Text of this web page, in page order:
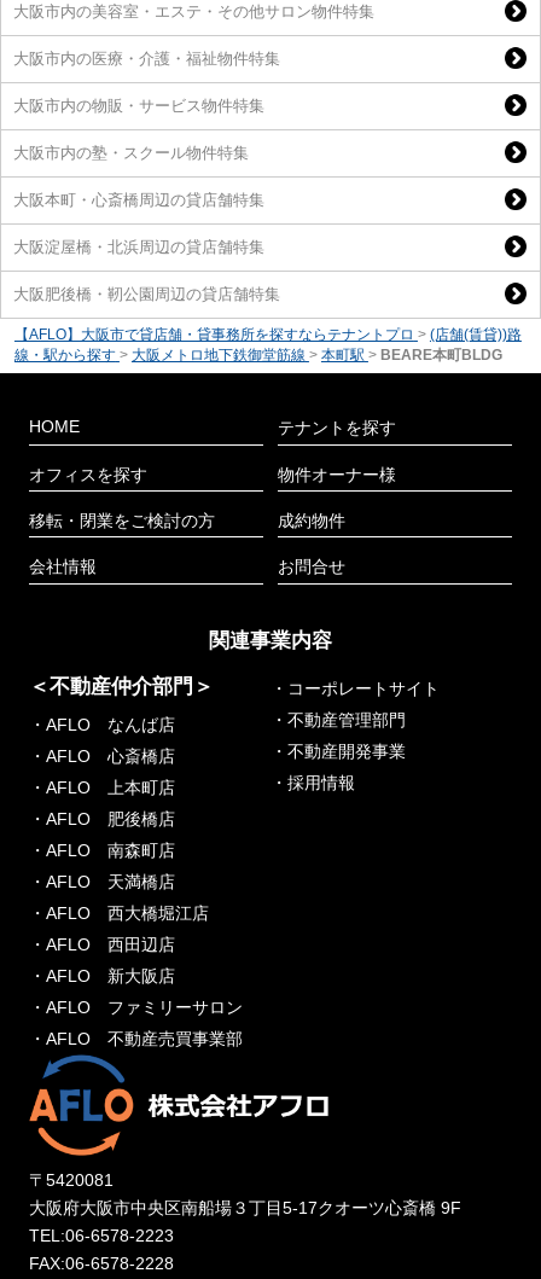
大阪市内の美容室・エステ・その他サロン物件特集
大阪市内の医療・介護・福祉物件特集
大阪市内の物販・サービス物件特集
大阪市内の塾・スクール物件特集
大阪本町・心斎橋周辺の貸店舗特集
大阪淀屋橋・北浜周辺の貸店舗特集
大阪肥後橋・靭公園周辺の貸店舗特集
【AFLO】大阪市で貸店舗・貸事務所を探すならテナントプロ > (店舗(賃貸))路
線・駅から探す > 大阪メトロ地下鉄御堂筋線 > 本町駅 > BEARE本町BLDG
HOME
オフィスを探す
移転・閉業をご検討の方
会社情報
テナントを探す
物件オーナー様
成約物件
お問合せ
関連事業内容
＜不動産仲介部門＞
・AFLO なんば店
・AFLO 心斎橋店
・AFLO 上本町店
・AFLO 肥後橋店
・AFLO 南森町店
・AFLO 天満橋店
・AFLO 西大橋堀江店
・AFLO 西田辺店
・AFLO 新大阪店
・AFLO ファミリーサロン
・AFLO 不動産売買事業部
・コーポレートサイト
・不動産管理部門
・不動産開発事業
・採用情報
〒5420081
大阪府大阪市中央区南船場３丁目5-17クオーツ心斎橋 9F
TEL:06-6578-2223
FAX:06-6578-2228